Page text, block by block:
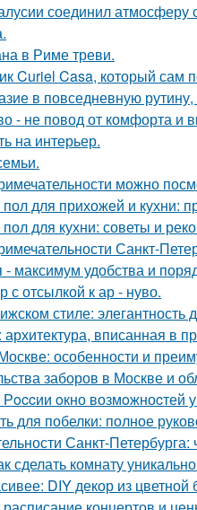
соединил атмосферу
в Риме треви.
Curiel Casa, который сам
в повседневную
- не повод от комфорта и
на интерьер.
можно
для прихожей и кухни:
для кухни: советы и
Санкт-
максимум удобства и
с отсылкой к ар - нуво.
стиле: элегантность
вписанная в
особенности и
заборов в Москве и
oкно возмoжноcтей
для побелки: полное
Санкт-
сделать комнату
DIY декор из цветной